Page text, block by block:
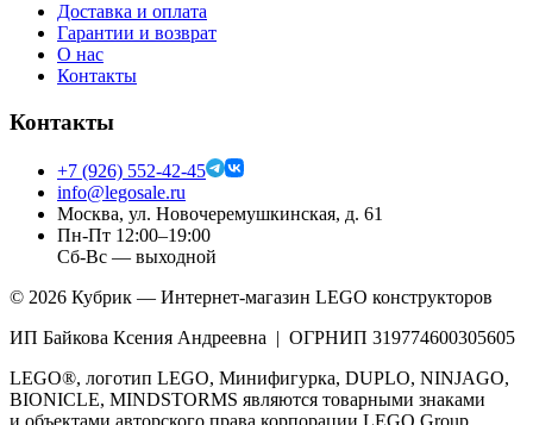
Доставка и оплата
Гарантии и возврат
О нас
Контакты
Контакты
+7 (926) 552-42-45
info@legosale.ru
Москва, ул. Новочеремушкинская, д. 61
Пн-Пт 12:00–19:00
Сб-Вс — выходной
© 2026 Кубрик — Интернет-магазин LEGO конструкторов
ИП Байкова Ксения Андреевна | ОГРНИП 319774600305605
LEGO®, логотип LEGO, Минифигурка, DUPLO, NINJAGO,
BIONICLE, MINDSTORMS являются товарными знаками
и объектами авторского права корпорации LEGO Group.